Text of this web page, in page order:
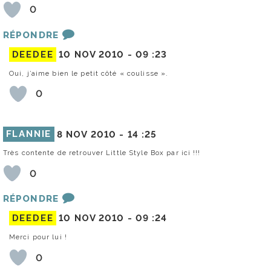
0
RÉPONDRE
DEEDEE 10 NOV 2010 - 09 :23
Oui, j’aime bien le petit côté « coulisse ».
0
FLANNIE 8 NOV 2010 - 14 :25
Très contente de retrouver Little Style Box par ici !!!
0
RÉPONDRE
DEEDEE 10 NOV 2010 - 09 :24
Merci pour lui !
0